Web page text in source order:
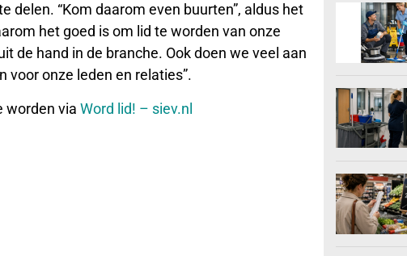
“Kom daarom even buurten”, aldus het
het goed is om lid te worden van onze
de hand in de branche. Ook doen we veel aan
voor onze leden en relaties”.
worden via Word lid! – siev.nl